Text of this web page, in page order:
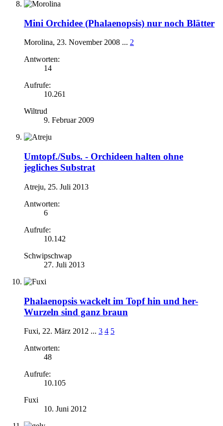
Mini Orchidee (Phalaenopsis) nur noch Blätter
Morolina, 23. November 2008 ... 2
Antworten:
14
Aufrufe:
10.261
Wiltrud
9. Februar 2009
Umtopf./Subs. - Orchideen halten ohne
jegliches Substrat
Atreju, 25. Juli 2013
Antworten:
6
Aufrufe:
10.142
Schwipschwap
27. Juli 2013
Phalaenopsis wackelt im Topf hin und her-
Wurzeln sind ganz braun
Fuxi, 22. März 2012 ... 3 4 5
Antworten:
48
Aufrufe:
10.105
Fuxi
10. Juni 2012